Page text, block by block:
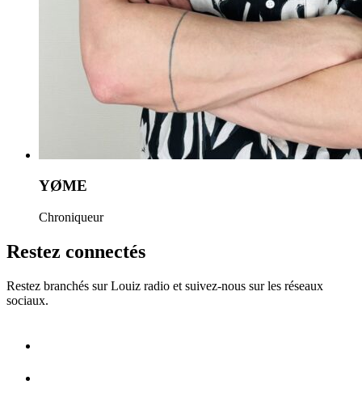
YØME
Chroniqueur
Restez connectés
Restez branchés sur Louiz radio et suivez-nous sur les réseaux
sociaux.